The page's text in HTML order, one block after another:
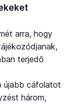
arra, hogy
terjedő
újabb cáfolatot
három,